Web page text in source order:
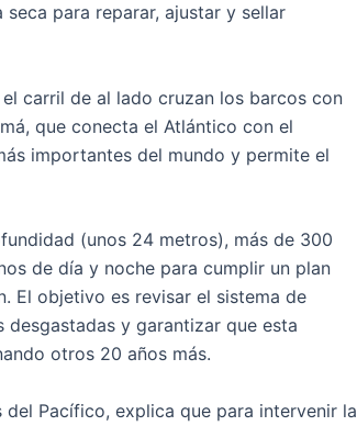
para reparar, ajustar y sellar
carril de al lado cruzan los barcos con
que conecta el Atlántico con el
importantes del mundo y permite el
(unos 24 metros), más de 300
de día y noche para cumplir un plan
El objetivo es revisar el sistema de
y garantizar que esta
otros 20 años más.
Pacífico, explica que para intervenir la